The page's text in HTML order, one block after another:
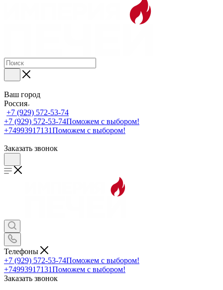
Ваш город
Россия
+7 (929) 572-53-74
+7 (929) 572-53-74Поможем с выбором!
+74993917131Поможем с выбором!
Заказать звонок
Телефоны
+7 (929) 572-53-74Поможем с выбором!
+74993917131Поможем с выбором!
Заказать звонок